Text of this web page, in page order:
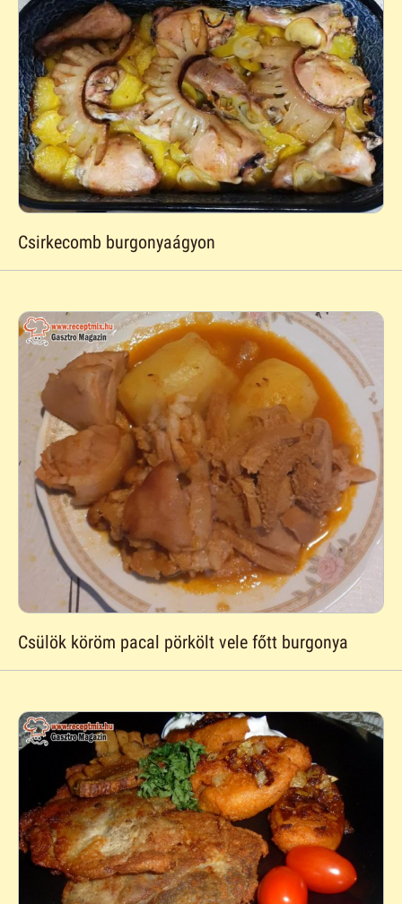
Csirkecomb burgonyaágyon
Csülök köröm pacal pörkölt vele főtt burgonya